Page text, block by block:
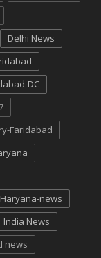
Delhi News
DC
Faridabad
Haryana-news
India News
news